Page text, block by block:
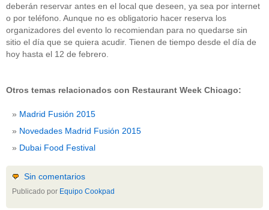
deberán reservar antes en el local que deseen, ya sea por internet
o por teléfono. Aunque no es obligatorio hacer reserva los
organizadores del evento lo recomiendan para no quedarse sin
sitio el día que se quiera acudir. Tienen de tiempo desde el día de
hoy hasta el 12 de febrero.
Otros temas relacionados con Restaurant Week Chicago:
Madrid Fusión 2015
Novedades Madrid Fusión 2015
Dubai Food Festival
Sin comentarios
Publicado por Equipo Cookpad